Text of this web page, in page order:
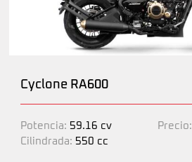
Cyclone RA600
Potencia: 59.16 cv
Cilindrada: 550 cc
Precio: